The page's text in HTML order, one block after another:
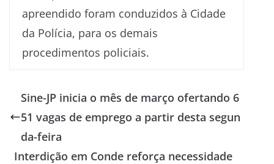
apreendido foram conduzidos à Cidade
da Polícia, para os demais
procedimentos policiais.
Sine-JP inicia o mês de março ofertando 6
51 vagas de emprego a partir desta segun
da-feira
Interdição em Conde reforça necessidade